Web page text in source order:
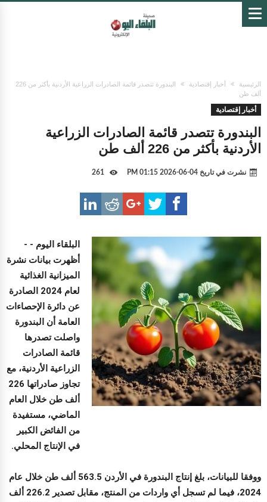
الرئيسية أخبار إقتصادية
البندورة تتصدر قائمة الصادرات الزراعية الأردنية بأكثر من 226
ألف طن
أخبار إقتصادية
البندورة تتصدر قائمة الصادرات الزراعية
الأردنية بأكثر من 226 ألف طن
نشرت في تاريخ 04-06-2026 01:15 PM
البلقاء اليوم - -
أظهرت بيانات نشرة
الميزانية الغذائية
لعام 2024 الصادرة
عن دائرة الإحصاءات
العامة أن البندورة
واصلت تصدرها
قائمة الصادرات
الزراعية الأردنية، مع
تجاوز صادراتها 226
ألف طن خلال العام
الماضي، مستفيدة
من الفائض الكبير
في الإنتاج المحلي.
ووفقا للبيانات، بلغ إنتاج البندورة في الأردن 563.5 ألف طن خلال عام
2024، فيما لم تسجل أي واردات من المنتج، مقابل تصدير 226.2 ألف